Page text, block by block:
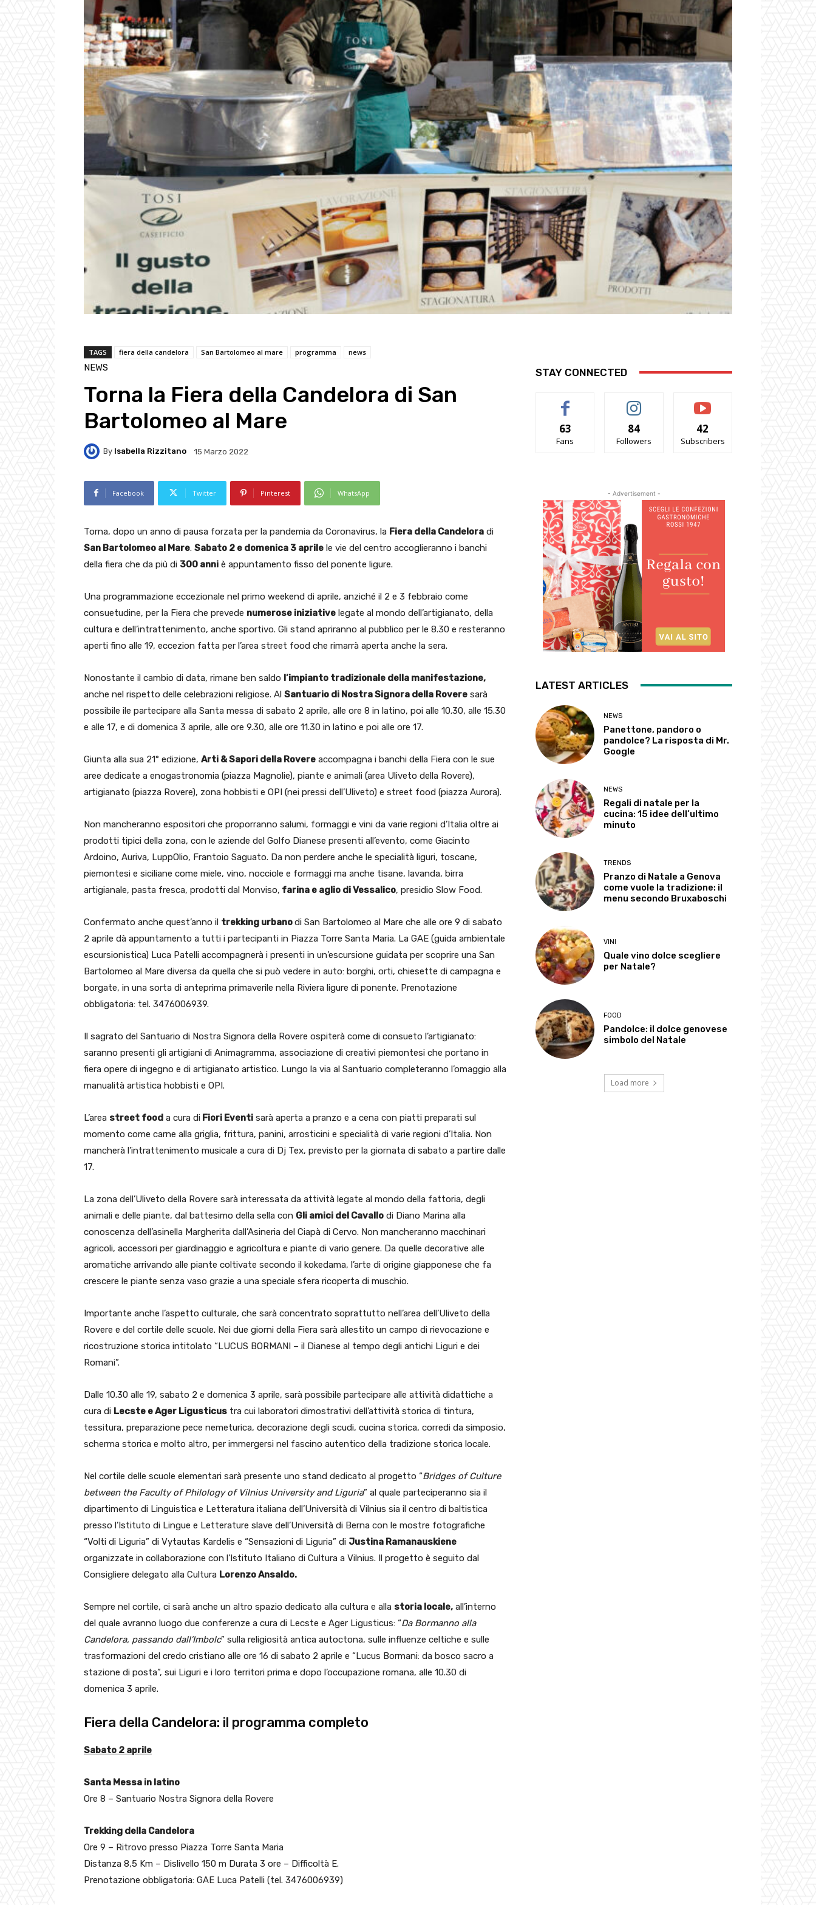
TAGS fiera della candelora San Bartolomeo al mare programma news
NEWS
Torna la Fiera della Candelora di San
Bartolomeo al Mare
By Isabella Rizzitano 15 Marzo 2022
Facebook Twitter Pinterest WhatsApp
Torna, dopo un anno di pausa forzata per la pandemia da Coronavirus, la Fiera della Candelora di
San Bartolomeo al Mare. Sabato 2 e domenica 3 aprile le vie del centro accoglieranno i banchi
della fiera che da più di 300 anni è appuntamento fisso del ponente ligure.
Una programmazione eccezionale nel primo weekend di aprile, anziché il 2 e 3 febbraio come
consuetudine, per la Fiera che prevede numerose iniziative legate al mondo dell’artigianato, della
cultura e dell’intrattenimento, anche sportivo. Gli stand apriranno al pubblico per le 8.30 e resteranno
aperti fino alle 19, eccezion fatta per l’area street food che rimarrà aperta anche la sera.
Nonostante il cambio di data, rimane ben saldo l’impianto tradizionale della manifestazione,
anche nel rispetto delle celebrazioni religiose. Al Santuario di Nostra Signora della Rovere sarà
possibile ile partecipare alla Santa messa di sabato 2 aprile, alle ore 8 in latino, poi alle 10.30, alle 15.30
e alle 17, e di domenica 3 aprile, alle ore 9.30, alle ore 11.30 in latino e poi alle ore 17.
Giunta alla sua 21° edizione, Arti & Sapori della Rovere accompagna i banchi della Fiera con le sue
aree dedicate a enogastronomia (piazza Magnolie), piante e animali (area Uliveto della Rovere),
artigianato (piazza Rovere), zona hobbisti e OPI (nei pressi dell’Uliveto) e street food (piazza Aurora).
Non mancheranno espositori che proporranno salumi, formaggi e vini da varie regioni d’Italia oltre ai
prodotti tipici della zona, con le aziende del Golfo Dianese presenti all’evento, come Giacinto
Ardoino, Auriva, LuppOlio, Frantoio Saguato. Da non perdere anche le specialità liguri, toscane,
piemontesi e siciliane come miele, vino, nocciole e formaggi ma anche tisane, lavanda, birra
artigianale, pasta fresca, prodotti dal Monviso, farina e aglio di Vessalico, presidio Slow Food.
Confermato anche quest’anno il trekking urbanodi San Bartolomeo al Mare che alle ore 9 di sabato
2 aprile dà appuntamento a tutti i partecipanti in Piazza Torre Santa Maria. La GAE (guida ambientale
escursionistica) Luca Patelli accompagnerà i presenti in un’escursione guidata per scoprire una San
Bartolomeo al Mare diversa da quella che si può vedere in auto: borghi, orti, chiesette di campagna e
borgate, in una sorta di anteprima primaverile nella Riviera ligure di ponente. Prenotazione
obbligatoria: tel. 3476006939.
Il sagrato del Santuario di Nostra Signora della Rovere ospiterà come di consueto l’artigianato:
saranno presenti gli artigiani di Animagramma, associazione di creativi piemontesi che portano in
fiera opere di ingegno e di artigianato artistico. Lungo la via al Santuario completeranno l’omaggio alla
manualità artistica hobbisti e OPI.
L’area street food a cura di Fiori Eventi sarà aperta a pranzo e a cena con piatti preparati sul
momento come carne alla griglia, frittura, panini, arrosticini e specialità di varie regioni d’Italia. Non
mancherà l’intrattenimento musicale a cura di Dj Tex, previsto per la giornata di sabato a partire dalle
17.
La zona dell’Uliveto della Rovere sarà interessata da attività legate al mondo della fattoria, degli
animali e delle piante, dal battesimo della sella con Gli amici del Cavallo di Diano Marina alla
conoscenza dell’asinella Margherita dall’Asineria del Ciapà di Cervo. Non mancheranno macchinari
agricoli, accessori per giardinaggio e agricoltura e piante di vario genere. Da quelle decorative alle
aromatiche arrivando alle piante coltivate secondo il kokedama, l’arte di origine giapponese che fa
crescere le piante senza vaso grazie a una speciale sfera ricoperta di muschio.
Importante anche l’aspetto culturale, che sarà concentrato soprattutto nell’area dell’Uliveto della
Rovere e del cortile delle scuole. Nei due giorni della Fiera sarà allestito un campo di rievocazione e
ricostruzione storica intitolato “LUCUS BORMANI – il Dianese al tempo degli antichi Liguri e dei
Romani”.
Dalle 10.30 alle 19, sabato 2 e domenica 3 aprile, sarà possibile partecipare alle attività didattiche a
cura di Lecste e Ager Ligusticus tra cui laboratori dimostrativi dell’attività storica di tintura,
tessitura, preparazione pece nemeturica, decorazione degli scudi, cucina storica, corredi da simposio,
scherma storica e molto altro, per immergersi nel fascino autentico della tradizione storica locale.
Nel cortile delle scuole elementari sarà presente uno stand dedicato al progetto “Bridges of Culture
between the Faculty of Philology of Vilnius University and Liguria” al quale parteciperanno sia il
dipartimento di Linguistica e Letteratura italiana dell’Università di Vilnius sia il centro di baltistica
presso l’Istituto di Lingue e Letterature slave dell’Università di Berna con le mostre fotografiche
“Volti di Liguria” di Vytautas Kardelis e “Sensazioni di Liguria” di Justina Ramanauskiene
organizzate in collaborazione con l’Istituto Italiano di Cultura a Vilnius. Il progetto è seguito dal
Consigliere delegato alla Cultura Lorenzo Ansaldo.
Sempre nel cortile, ci sarà anche un altro spazio dedicato alla cultura e alla storia locale, all’interno
del quale avranno luogo due conferenze a cura di Lecste e Ager Ligusticus: “Da Bormanno alla
Candelora, passando dall’Imbolc” sulla religiosità antica autoctona, sulle influenze celtiche e sulle
trasformazioni del credo cristiano alle ore 16 di sabato 2 aprile e “Lucus Bormani: da bosco sacro a
stazione di posta”, sui Liguri e i loro territori prima e dopo l’occupazione romana, alle 10.30 di
domenica 3 aprile.
Fiera della Candelora: il programma completo
Sabato 2 aprile
Santa Messa in latino
Ore 8 – Santuario Nostra Signora della Rovere
Trekking della Candelora
Ore 9 – Ritrovo presso Piazza Torre Santa Maria
Distanza 8,5 Km – Dislivello 150 m Durata 3 ore – Difficoltà E.
Prenotazione obbligatoria: GAE Luca Patelli (tel. 3476006939)
STAY CONNECTED
63
Fans
84
Followers
42
Subscribers
- Advertisement -
LATEST ARTICLES
NEWS
Panettone, pandoro o
pandolce? La risposta di Mr.
Google
NEWS
Regali di natale per la
cucina: 15 idee dell’ultimo
minuto
TRENDS
Pranzo di Natale a Genova
come vuole la tradizione: il
menu secondo Bruxaboschi
VINI
Quale vino dolce scegliere
per Natale?
FOOD
Pandolce: il dolce genovese
simbolo del Natale
Load more